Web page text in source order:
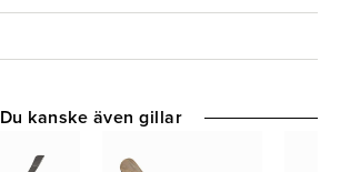
Du kanske även gillar